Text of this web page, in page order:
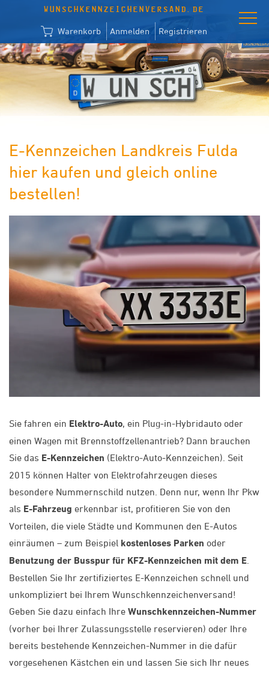
WUNSCHKENNZEICHENVERSAND.DE
Warenkorb Anmelden Registrieren
E-Kennzeichen Landkreis Fulda
hier kaufen und gleich online
bestellen!
Sie fahren ein Elektro-Auto, ein Plug-in-Hybridauto oder
einen Wagen mit Brennstoffzellenantrieb? Dann brauchen
Sie das E-Kennzeichen (Elektro-Auto-Kennzeichen). Seit
2015 können Halter von Elektrofahrzeugen dieses
besondere Nummernschild nutzen. Denn nur, wenn Ihr Pkw
als E-Fahrzeug erkennbar ist, profitieren Sie von den
Vorteilen, die viele Städte und Kommunen den E-Autos
einräumen – zum Beispiel kostenloses Parken oder
Benutzung der Busspur für KFZ-Kennzeichen mit dem E
Bestellen Sie Ihr zertifiziertes E-Kennzeichen schnell und
unkompliziert bei Ihrem Wunschkennzeichenversand!
Geben Sie dazu einfach Ihre Wunschkennzeichen-Nummer
(vorher bei Ihrer Zulassungsstelle reservieren) oder Ihre
bereits bestehende Kennzeichen-Nummer in die dafür
vorgesehenen Kästchen ein und lassen Sie sich Ihr neues